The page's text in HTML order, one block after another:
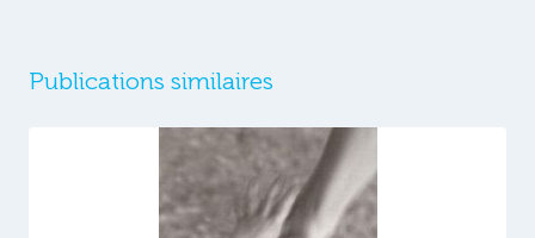
Publications similaires